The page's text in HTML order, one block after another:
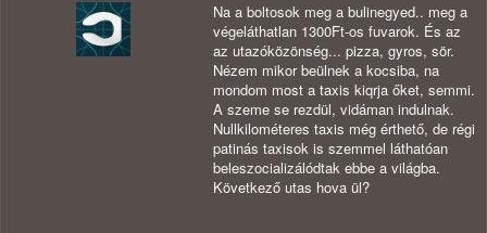
Na a boltosok meg a bulinegyed.. meg a
végeláthatlan 1300Ft-os fuvarok. És az
az utazóközönség... pizza, gyros, sör.
Nézem mikor beülnek a kocsiba, na
mondom most a taxis kiqrja őket, semmi.
A szeme se rezdül, vidáman indulnak.
Nullkilométeres taxis még érthető, de régi
patinás taxisok is szemmel láthatóan
beleszocializálódtak ebbe a világba.
Következő utas hova ül?